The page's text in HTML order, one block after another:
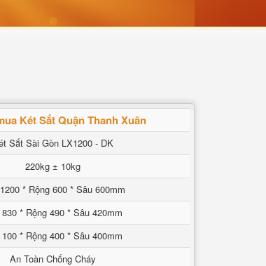
Két Sắt Quận Thanh Xuân
Sắt Sài Gòn LX1200 - DK
220kg ± 10kg
* Rộng 600 * Sâu 600mm
* Rộng 490 * Sâu 420mm
* Rộng 400 * Sâu 400mm
An Toàn Chống Cháy